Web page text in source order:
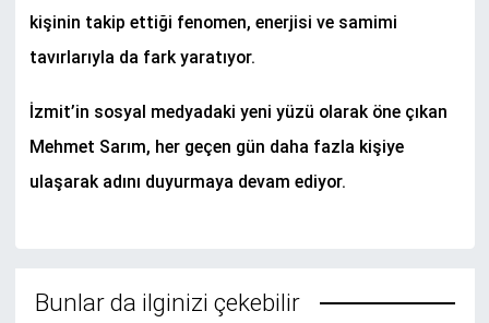
kişinin takip ettiği fenomen, enerjisi ve samimi
tavırlarıyla da fark yaratıyor.
İzmit’in sosyal medyadaki yeni yüzü olarak öne çıkan
Mehmet Sarım, her geçen gün daha fazla kişiye
ulaşarak adını duyurmaya devam ediyor.
Bunlar da ilginizi çekebilir